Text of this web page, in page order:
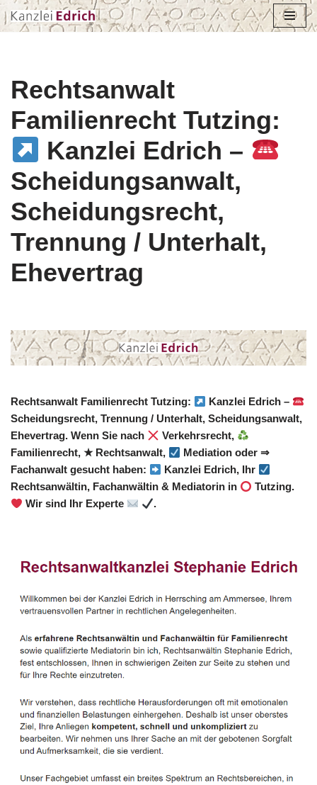
Rechtsanwalt
Familienrecht Tutzing:
Kanzlei Edrich –
Scheidungsanwalt,
Scheidungsrecht,
Trennung / Unterhalt,
Ehevertrag
Rechtsanwalt Familienrecht Tutzing:
Kanzlei Edrich –
Scheidungsrecht, Trennung / Unterhalt, Scheidungsanwalt,
Ehevertrag. Wenn Sie nach
Verkehrsrecht,
Familienrecht, ★ Rechtsanwalt,
Mediation oder ⇒
Fachanwalt gesucht haben:
Kanzlei Edrich, Ihr
Rechtsanwältin, Fachanwältin & Mediatorin in
Tutzing.
Wir sind Ihr Experte
.